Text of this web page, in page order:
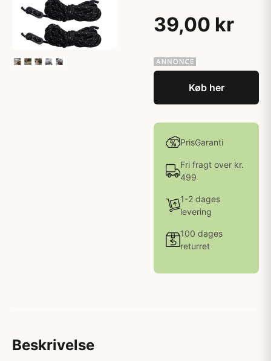
39,00 kr
Køb her
PrisGaranti
Fri fragt over kr.
499
1-2 dages
levering
100 dages
returret
Beskrivelse